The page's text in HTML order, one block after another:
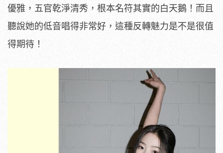
優雅，五官乾淨清秀，根本名符其實的白天鵝！而且
聽說她的低音唱得非常好，這種反轉魅力是不是很值
得期待！